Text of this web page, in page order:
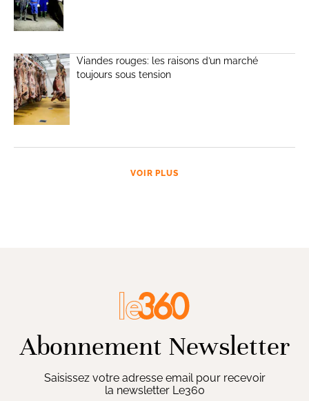
Viandes rouges: les raisons d’un marché
toujours sous tension
VOIR PLUS
Abonnement Newsletter
Saisissez votre adresse email pour recevoir
la newsletter Le360